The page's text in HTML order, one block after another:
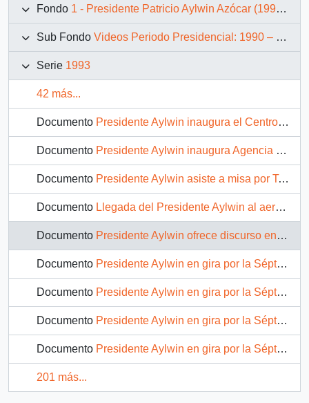
Fondo 1 - Presidente Patricio Aylwin Azócar (1990-1994)
Sub Fondo Videos Periodo Presidencial: 1990 – 1994
Serie 1993
42 más...
Documento Presidente Aylwin inaugura el Centro de Desarrollo de la Juventud: video
Documento Presidente Aylwin inaugura Agencia de Correos de Chile: video
Documento Presidente Aylwin asiste a misa por Teresa de los Andes en la Catedral de Santiago: video
Documento Llegada del Presidente Aylwin al aeródromo de Talca: video
Documento Presidente Aylwin ofrece discurso en Talca: video
Documento Presidente Aylwin en gira por la Séptima Región, ofrece discurso: video
Documento Presidente Aylwin en gira por la Séptima Región, realiza diversas actividades en la ciudad de Talca: video
Documento Presidente Aylwin en gira por la Séptima Región, visita la comuna de Pencahue: video
Documento Presidente Aylwin en gira por la Séptima, Región responde preguntas de la prensa: video
201 más...